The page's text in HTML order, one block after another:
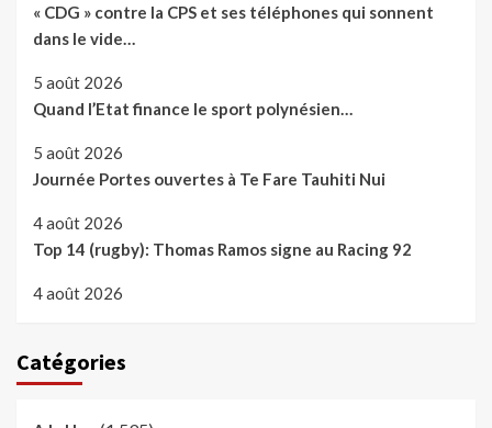
« CDG » contre la CPS et ses téléphones qui sonnent
dans le vide…
5 août 2026
Quand l’Etat finance le sport polynésien…
5 août 2026
Journée Portes ouvertes à Te Fare Tauhiti Nui
4 août 2026
Top 14 (rugby): Thomas Ramos signe au Racing 92
4 août 2026
Catégories